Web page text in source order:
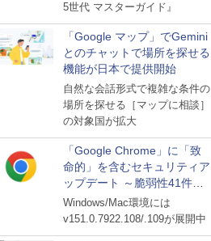
5世代 マスターガイド』
「Google マップ」でGemini
とのチャットで場所を探せる
機能が日本で提供開始
自然な会話形式で複雑な条件の
場所を探せる［マップに相談］
の対象国が拡大
「Google Chrome」に「致
命的」を含むセキュリティア
ップデート ～脆弱性41件に
対処
Windows/Mac環境には
v151.0.7922.108/.109が展開中